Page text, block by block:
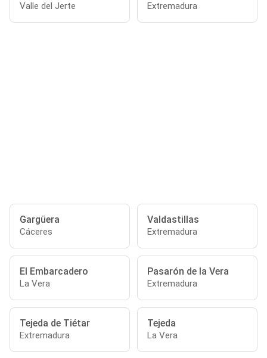
Valle del Jerte Extremadura
Gargüera
Cáceres
Valdastillas
Extremadura
El Embarcadero
La Vera
Pasarón de la Vera
Extremadura
Tejeda de Tiétar
Extremadura
Tejeda
La Vera